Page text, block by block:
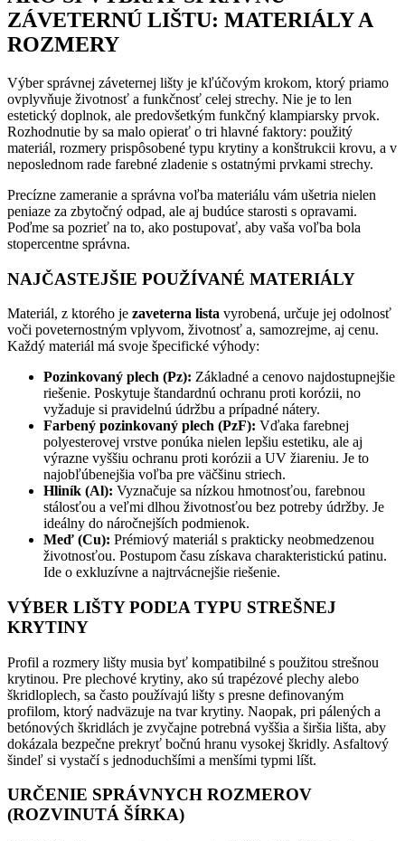
ZÁVETERNÚ LIŠTU: MATERIÁLY A
ROZMERY
Výber správnej záveternej lišty je kľúčovým krokom, ktorý priamo
ovplyvňuje životnosť a funkčnosť celej strechy. Nie je to len
estetický doplnok, ale predovšetkým funkčný klampiarsky prvok.
Rozhodnutie by sa malo opierať o tri hlavné faktory: použitý
materiál, rozmery prispôsobené typu krytiny a konštrukcii krovu, a v
neposlednom rade farebné zladenie s ostatnými prvkami strechy.
Precízne zameranie a správna voľba materiálu vám ušetria nielen
peniaze za zbytočný odpad, ale aj budúce starosti s opravami.
Poďme sa pozrieť na to, ako postupovať, aby vaša voľba bola
stopercentne správna.
NAJČASTEJŠIE POUŽÍVANÉ MATERIÁLY
Materiál, z ktorého je zaveterna lista vyrobená, určuje jej odolnosť
voči poveternostným vplyvom, životnosť a, samozrejme, aj cenu.
Každý materiál má svoje špecifické výhody:
Pozinkovaný plech (Pz): Základné a cenovo najdostupnejšie
riešenie. Poskytuje štandardnú ochranu proti korózii, no
vyžaduje si pravidelnú údržbu a prípadné nátery.
Farbený pozinkovaný plech (PzF): Vďaka farebnej
polyesterovej vrstve ponúka nielen lepšiu estetiku, ale aj
výrazne vyššiu ochranu proti korózii a UV žiareniu. Je to
najobľúbenejšia voľba pre väčšinu striech.
Hliník (Al): Vyznačuje sa nízkou hmotnosťou, farebnou
stálosťou a veľmi dlhou životnosťou bez potreby údržby. Je
ideálny do náročnejších podmienok.
Meď (Cu): Prémiový materiál s prakticky neobmedzenou
životnosťou. Postupom času získava charakteristickú patinu.
Ide o exkluzívne a najtrvácnejšie riešenie.
VÝBER LIŠTY PODĽA TYPU STREŠNEJ
KRYTINY
Profil a rozmery lišty musia byť kompatibilné s použitou strešnou
krytinou. Pre plechové krytiny, ako sú trapézové plechy alebo
škridloplech, sa často používajú lišty s presne definovaným
profilom, ktorý nadväzuje na tvar krytiny. Naopak, pri pálených a
betónových škridlách je zvyčajne potrebná vyššia a širšia lišta, aby
dokázala bezpečne prekryť bočnú hranu vysokej škridly. Asfaltový
šindeľ si vystačí s jednoduchšími a menšími typmi líšt.
URČENIE SPRÁVNYCH ROZMEROV
(ROZVINUTÁ ŠÍRKA)